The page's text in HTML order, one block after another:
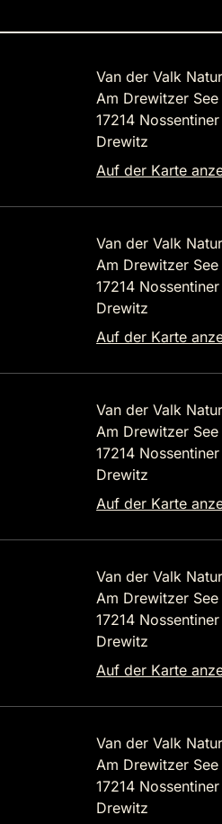
Van der Valk
Am Drewitzer See
17214
Drewitz
Auf der Karte
Van der Valk
Am Drewitzer See
17214
Drewitz
Auf der Karte
Van der Valk
Am Drewitzer See
17214
Drewitz
Auf der Karte
Van der Valk
Am Drewitzer See
17214
Drewitz
Auf der Karte
Van der Valk
Am Drewitzer See
17214
Drewitz